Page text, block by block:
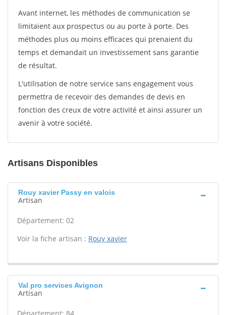
Avant internet, les méthodes de communication se
limitaient aux prospectus ou au porte à porte. Des
méthodes plus ou moins efficaces qui prenaient du
temps et demandait un investissement sans garantie
de résultat.
L'utilisation de notre service sans engagement vous
permettra de recevoir des demandes de devis en
fonction des creux de votre activité et ainsi assurer un
avenir à votre société.
Artisans Disponibles
Rouy xavier Passy en valois
Artisan
Département: 02
Voir la fiche artisan : Rouy xavier
Val pro services Avignon
Artisan